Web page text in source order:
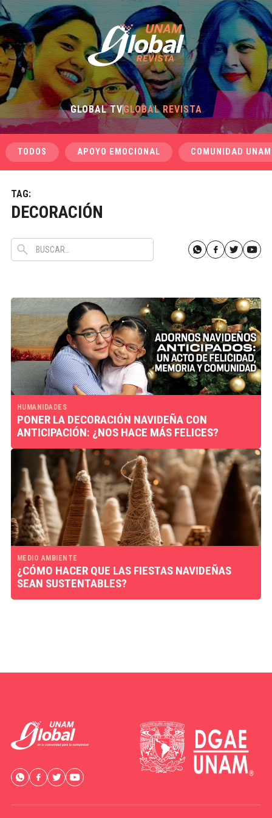
GLOBAL TVGLOBAL REVISTA
TODOS APOYO EMOCIONAL COMUNIDAD UNAM
TAG:
DECORACIÓN
HUMANIDADES
PONER LA DECORACIÓN NAVIDEÑA CON
ANTICIPACIÓN: ¿NOS HACE MÁS FELICES?
MEDIO AMBIENTE
¿CÓMO HACER QUE LAS FIESTAS NAVIDEÑAS
SEAN SUSTENTABLES?